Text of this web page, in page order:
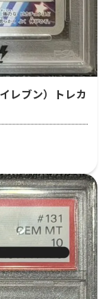
レブン）トレカ